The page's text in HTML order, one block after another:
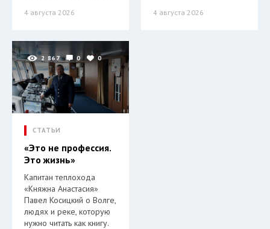
4 августа 2026 4 августа 2026
2 867 0 0
СТАТЬИ
«Это не профессия.
Это жизнь»
Капитан теплохода
«Княжна Анастасия»
Павел Косицкий о Волге,
людях и реке, которую
нужно читать как книгу.